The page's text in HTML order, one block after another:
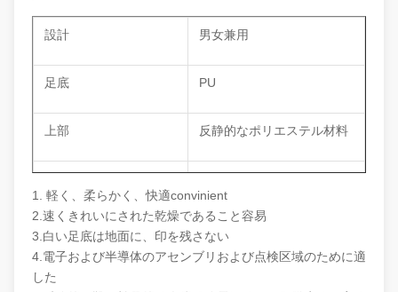
設計 男女兼用
足底 PU
上部 反静的なポリエステル材料
表面抵抗 10
1. 軽く、柔らかく、快適convinient
2.速くきれいにされた乾燥であること容易
3.白い足底は地面に、印を残さない
4.電子および半導体のアセンブリおよび点検区域のために適
した